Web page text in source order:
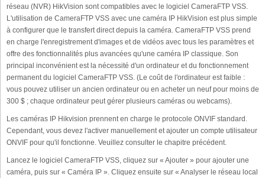
réseau (NVR) HikVision sont compatibles avec le logiciel CameraFTP VSS.
L'utilisation de CameraFTP VSS avec une caméra IP HikVision est plus simple
à configurer que le transfert direct depuis la caméra. CameraFTP VSS prend
en charge l'enregistrement d'images et de vidéos avec tous les paramètres et
offre des fonctionnalités plus avancées qu'une caméra IP classique. Son
principal inconvénient est la nécessité d'un ordinateur et du fonctionnement
permanent du logiciel CameraFTP VSS. (Le coût de l'ordinateur est faible :
vous pouvez utiliser un ancien ordinateur ou en acheter un neuf pour moins de
300 $ ; chaque ordinateur peut gérer plusieurs caméras ou webcams).
Les caméras IP Hikvision prennent en charge le protocole ONVIF standard.
Cependant, vous devez l'activer manuellement et ajouter un compte utilisateur
ONVIF pour qu'il fonctionne. Veuillez consulter le chapitre précédent.
Lancez le logiciel CameraFTP VSS, cliquez sur « Ajouter » pour ajouter une
caméra, puis sur « Caméra IP ». Cliquez ensuite sur « Analyser le réseau local